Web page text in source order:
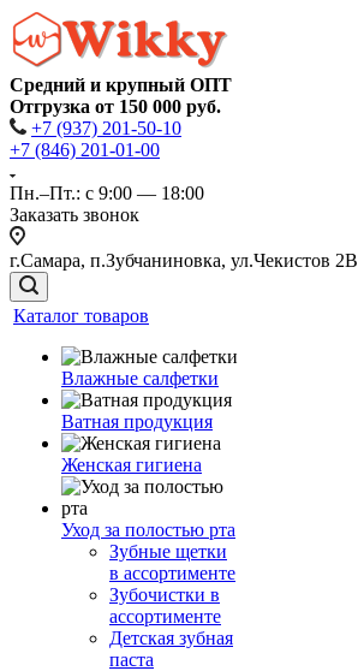
Средний и крупный ОПТ
Отгрузка от 150 000 руб.
+7 (937) 201-50-10
+7 (846) 201-01-00
Пн.–Пт.: с 9:00 — 18:00
Заказать звонок
г.Самара, п.Зубчаниновка, ул.Чекистов 2В
Каталог товаров
Влажные салфетки
Ватная продукция
Женская гигиена
Уход за полостью рта
Зубные щетки
в ассортименте
Зубочистки в
ассортименте
Детская зубная
паста